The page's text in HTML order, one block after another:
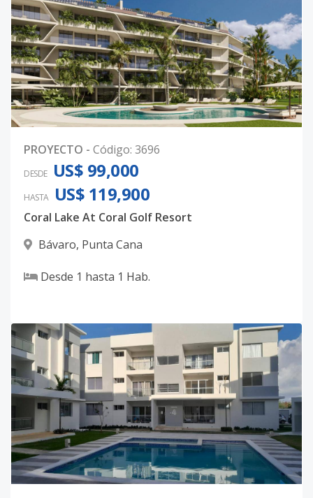
PROYECTO - Código: 3696
DESDE US$ 99,000
HASTA US$ 119,900
Coral Lake At Coral Golf Resort
Bávaro, Punta Cana
Desde 1 hasta 1 Hab.